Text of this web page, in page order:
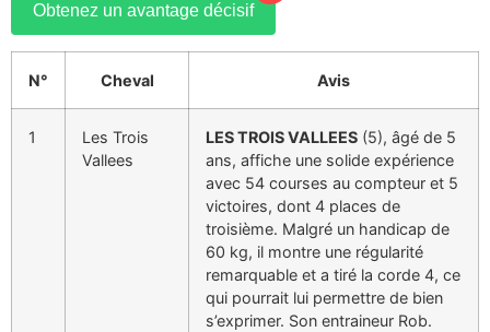
Obtenez un avantage décisif
N° Cheval Avis
1
Les Trois
Vallees
LES TROIS VALLEES (5), âgé de 5
ans, affiche une solide expérience
avec 54 courses au compteur et 5
victoires, dont 4 places de
troisième. Malgré un handicap de
60 kg, il montre une régularité
remarquable et a tiré la corde 4, ce
qui pourrait lui permettre de bien
s’exprimer. Son entraineur Rob.